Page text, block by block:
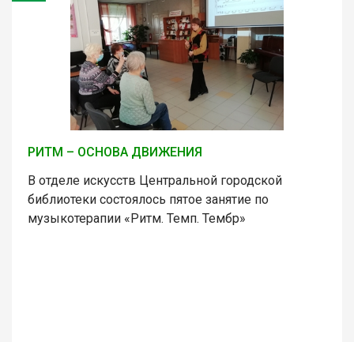
РИТМ – ОСНОВА ДВИЖЕНИЯ
В отделе искусств Центральной городской
библиотеки состоялось пятое занятие по
музыкотерапии «Ритм. Темп. Тембр»